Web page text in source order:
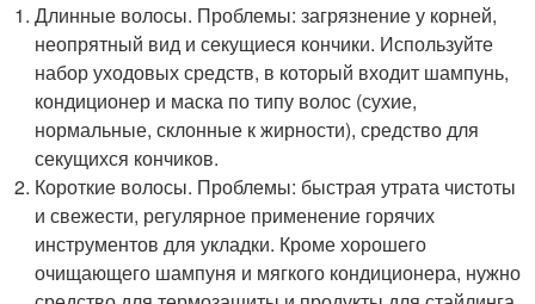
Длинные волосы. Проблемы: загрязнение у корней,
неопрятный вид и секущиеся кончики. Используйте
набор уходовых средств, в который входит шампунь,
кондиционер и маска по типу волос (сухие,
нормальные, склонные к жирности), средство для
секущихся кончиков.
Короткие волосы. Проблемы: быстрая утрата чистоты
и свежести, регулярное применение горячих
инструментов для укладки. Кроме хорошего
очищающего шампуня и мягкого кондиционера, нужно